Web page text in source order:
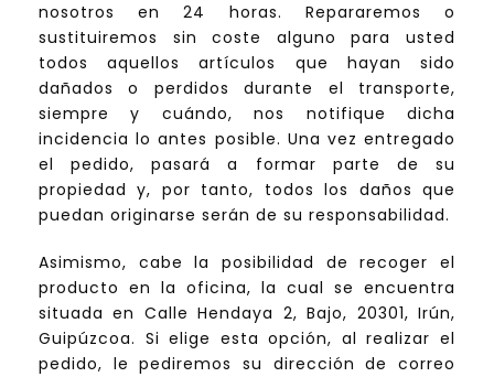
nosotros en 24 horas. Repararemos o
sustituiremos sin coste alguno para usted
todos aquellos artículos que hayan sido
dañados o perdidos durante el transporte,
siempre y cuándo, nos notifique dicha
incidencia lo antes posible. Una vez entregado
el pedido, pasará a formar parte de su
propiedad y, por tanto, todos los daños que
puedan originarse serán de su responsabilidad.
Asimismo, cabe la posibilidad de recoger el
producto en la oficina, la cual se encuentra
situada en Calle Hendaya 2, Bajo, 20301, Irún,
Guipúzcoa. Si elige esta opción, al realizar el
pedido, le pediremos su dirección de correo